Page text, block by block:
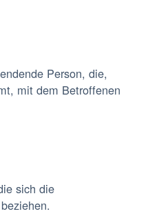
Person, die,
mit dem Betroffenen
sich die